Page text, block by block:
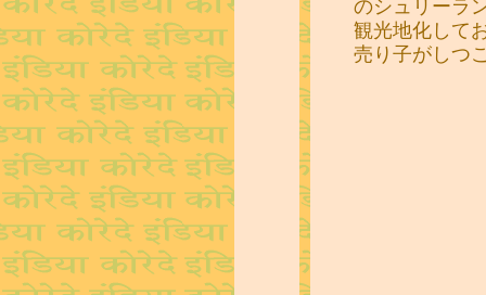
のシュリーラ
観光地化して
売り子がしつ